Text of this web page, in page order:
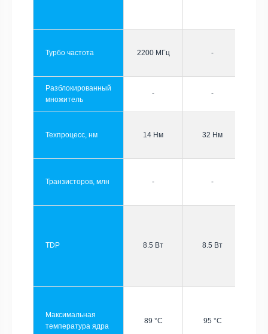
Турбо частота 2200 МГц -
Разблокированный
множитель
- -
Техпроцесс, нм 14 Нм 32 Нм
Транзисторов, млн - -
TDP 8.5 Вт 8.5 Вт
Максимальная
температура ядра
89 °C 95 °C